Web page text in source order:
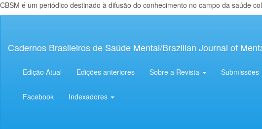
CBSM é um periódico destinado à difusão do conhecimento no campo da saúde
principal
Lateral
Cadernos Brasileiros de Saúde Mental/Brazilian Journal of
Edição Atual Edições anteriores Sobre a Revista Submissões
Facebook Indexadores